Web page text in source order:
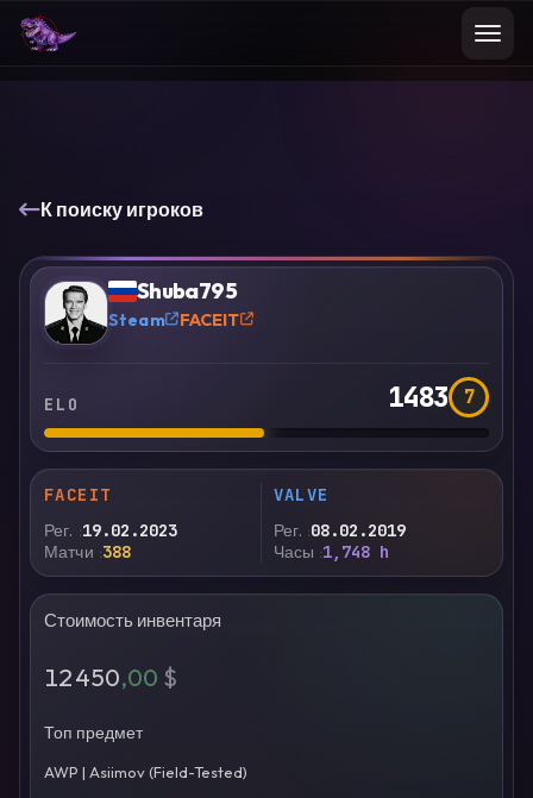
К поиску игроков
? Shuba795
Steam FACEIT
ELO 1483 7
FACEIT
Рег. 19.02.2023
Матчи 388
VALVE
Рег. 08.02.2019
Часы 1,748 h
Стоимость инвентаря
12 450,00 $
Топ предмет
AWP | Asiimov (Field-Tested)